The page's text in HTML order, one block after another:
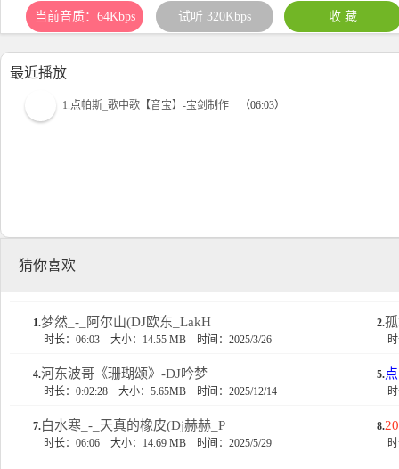
当前音质：64Kbps 试听 320Kbps 收 藏
最近播放
1.点帕斯_歌中歌【音宝】-宝剑制作 （06:03）
猜你喜欢
1.梦然_-_阿尔山(DJ欧东_LakH
时长：06:03 大小：14.55 MB 时间：2025/3/26
2.
4.河东波哥《珊瑚颂》-DJ吟梦
时长：0:02:28 大小：5.65MB 时间：2025/12/14
5.
7.白水寒_-_天真的橡皮(Dj赫赫_P
时长：06:06 大小：14.69 MB 时间：2025/5/29
8.